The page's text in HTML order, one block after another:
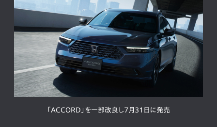
「ACCORD」を一部改良し7月31日に発売